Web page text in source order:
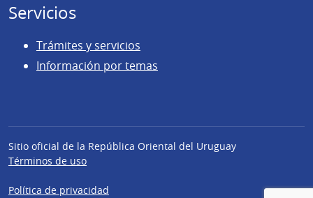
Servicios
Trámites y servicios
Información por temas
Sitio oficial de la República Oriental del Uruguay
Términos de uso
Política de privacidad